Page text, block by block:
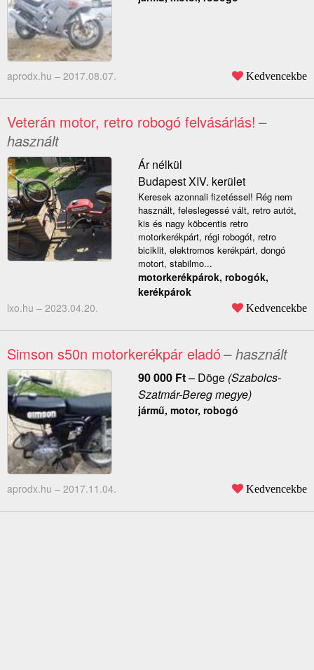
aprodx.hu – 2017.08.07. Kedvencekbe
Veterán motor, retro robogó felvásárlás! –
használt
Ár nélkül
Budapest XIV. kerület
Keresek azonnali fizetéssel! Rég nem
használt, feleslegessé vált, retro autót,
kis és nagy köbcentis retro
motorkerékpárt, régi robogót, retro
biciklit, elektromos kerékpárt, dongó
motort, stabilmo...
motorkerékpárok, robogók,
kerékpárok
lxo.hu – 2023.04.20. Kedvencekbe
Simson s50n motorkerékpár eladó– használt
90 000 Ft– Döge(Szabolcs-
Szatmár-Bereg megye)
jármű, motor, robogó
aprodx.hu – 2017.11.04. Kedvencekbe